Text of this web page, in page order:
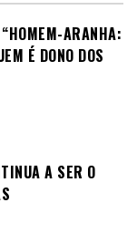
ARANHA:
É DONO DOS
A SER O